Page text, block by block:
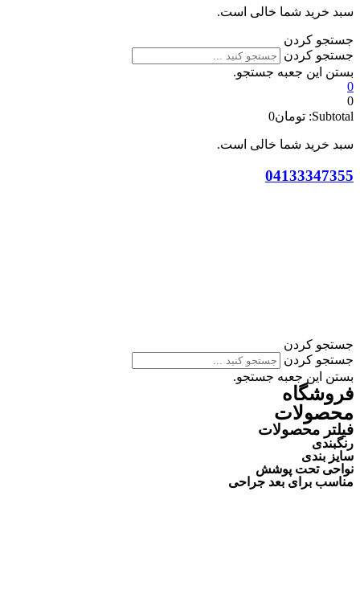
سبد خرید شما خالی است.
جستجو کردن
جستجو کردن
بستن این جعبه جستجو.
0
0
Subtotal: تومان0
سبد خرید شما خالی است.
04133347355
جستجو کردن
جستجو کردن
بستن این جعبه جستجو.
فروشگاه
محصولات
فیلتر محصولات
رنگبندی
سایز بندی
نواحی تحت پوشش
مناسب برای بعد جراحی